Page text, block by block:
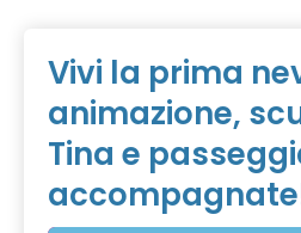
Vivi la prima
animazione,
Tina e